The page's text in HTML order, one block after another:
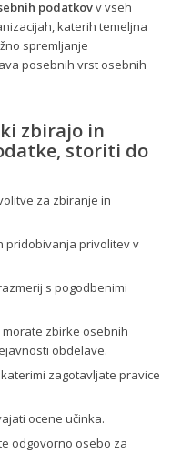
podatkovv vseh
katerih temeljna
spremljanje
posebnih vrst osebnih
zbirajo in
storiti do
za zbiranje in
pridobivanja privolitev v
s pogodbenimi
zbirke osebnih
obdelave.
zagotavljate pravice
ocene učinka.
odgovorno osebo za